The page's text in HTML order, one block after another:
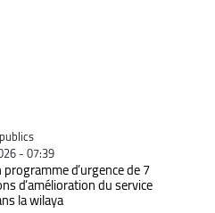
- 07:39
programme d’urgence de 7
d’amélioration du service
la wilaya